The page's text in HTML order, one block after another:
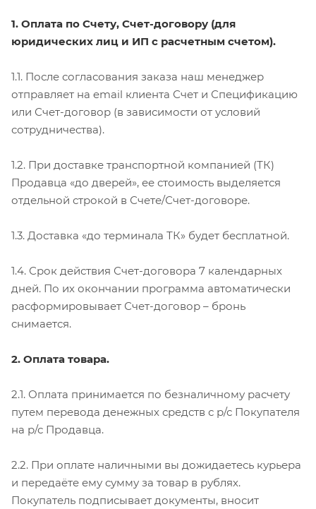
1. Оплата по Счету, Счет-договору (для
юридических лиц и ИП с расчетным счетом).
1.1. После согласования заказа наш менеджер
отправляет на email клиента Счет и Спецификацию
или Счет-договор (в зависимости от условий
сотрудничества).
1.2. При доставке транспортной компанией (ТК)
Продавца «до дверей», ее стоимость выделяется
отдельной строкой в Счете/Счет-договоре.
1.3. Доставка «до терминала ТК» будет бесплатной.
1.4. Срок действия Счет-договора 7 календарных
дней. По их окончании программа автоматически
расформировывает Счет-договор – бронь
снимается.
2. Оплата товара.
2.1. Оплата принимается по безналичному расчету
путем перевода денежных средств с р/с Покупателя
на р/с Продавца.
2.2. При оплате наличными вы дожидаетесь курьера
и передаёте ему сумму за товар в рублях.
Покупатель подписывает документы, вносит